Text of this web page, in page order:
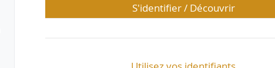
S'identifier / Découvrir